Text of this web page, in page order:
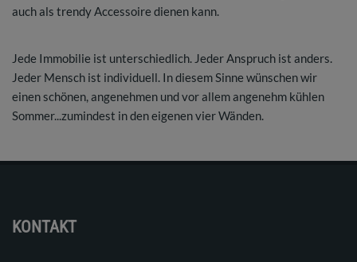
auch als trendy Accessoire dienen kann.
Jede Immobilie ist unterschiedlich. Jeder Anspruch ist anders.
Jeder Mensch ist individuell. In diesem Sinne wünschen wir
einen schönen, angenehmen und vor allem angenehm kühlen
Sommer...zumindest in den eigenen vier Wänden.
KONTAKT